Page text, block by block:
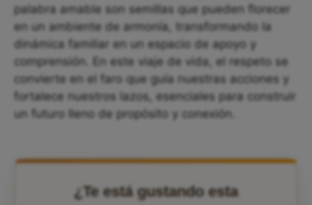
palabra amable son semillas que pueden florecer
en un ambiente de armonía, transformando la
dinámica familiar en un espacio de apoyo y
comprensión. En este viaje de vida, el respeto se
convierte en el faro que guía nuestras acciones y
fortalece nuestros lazos, esenciales para construir
un futuro lleno de propósito y conexión.
¿Te está gustando esta